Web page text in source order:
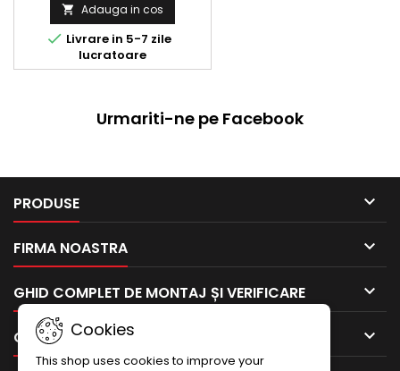
 Adauga in cos
 Livrare in 5-7 zile
lucratoare
Urmariti-ne pe Facebook
PRODUSE 
FIRMA NOASTRA 
GHID COMPLET DE MONTAJ ȘI VERIFICARE 
CONTUL TAU 
Cookies
This shop uses cookies to improve your